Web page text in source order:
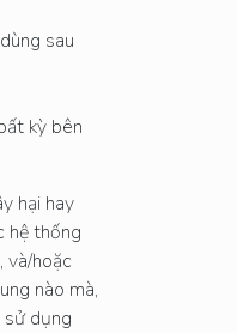
sau
kỳ bên
hại hay
hệ thống
và/hoặc
nào mà,
sử dụng